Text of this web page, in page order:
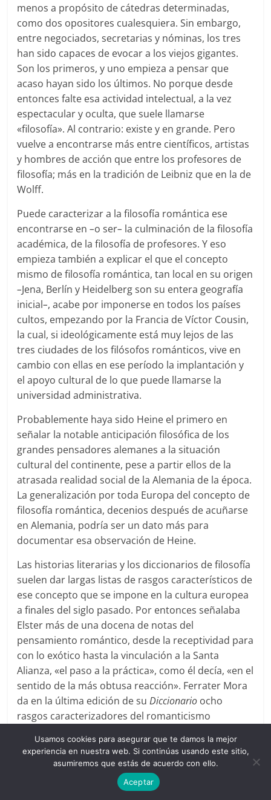
menos a propósito de cátedras determinadas,
como dos opositores cualesquiera. Sin embargo,
entre negociados, secretarias y nóminas, los tres
han sido capaces de evocar a los viejos gigantes.
Son los primeros, y uno empieza a pensar que
acaso hayan sido los últimos. No porque desde
entonces falte esa actividad intelectual, a la vez
espectacular y oculta, que suele llamarse
«filosofía». Al contrario: existe y en grande. Pero
vuelve a encontrarse más entre científicos, artistas
y hombres de acción que entre los profesores de
filosofía; más en la tradición de Leibniz que en la de
Wolff.
Puede caracterizar a la filosofía romántica ese
encontrarse en–o ser– la culminación de la filosofía
académica, de la filosofía de profesores. Y eso
empieza también a explicar el que el concepto
mismo de filosofía romántica, tan local en su origen
–Jena, Berlín y Heidelberg son su entera geografía
inicial–, acabe por imponerse en todos los países
cultos, empezando por la Francia de Víctor Cousin,
la cual, si ideológicamente está muy lejos de las
tres ciudades de los filósofos románticos, vive en
cambio con ellas en ese período la implantación y
el apoyo cultural de lo que puede llamarse la
universidad administrativa.
Probablemente haya sido Heine el primero en
señalar la notable anticipación filosófica de los
grandes pensadores alemanes a la situación
cultural del continente, pese a partir ellos de la
atrasada realidad social de la Alemania de la época.
La generalización por toda Europa del concepto de
filosofía romántica, decenios después de acuñarse
en Alemania, podría ser un dato más para
documentar esa observación de Heine.
Las historias literarias y los diccionarios de filosofía
suelen dar largas listas de rasgos característicos de
ese concepto que se impone en la cultura europea
a finales del siglo pasado. Por entonces señalaba
Elster más de una docena de notas del
pensamiento romántico, desde la receptividad para
con lo exótico hasta la vinculación a la Santa
Alianza, «el paso a la práctica», como él decía, «en el
sentido de la más obtusa reacción». Ferrater Mora
da en la última edición de suDiccionario ocho
rasgos caracterizadores del romanticismo
infinito hasta el irracionalismo en el método.
Esos catálogos analíticos tienen mucho interés y
conviene prestarles atención. Pero la nota
Usamos cookies para asegurar que te damos la mejor
experiencia en nuestra web. Si continúas usando este sitio,
asumiremos que estás de acuerdo con ello.
Aceptar